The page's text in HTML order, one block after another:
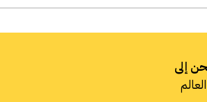
إلى